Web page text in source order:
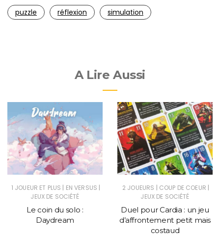
puzzle réflexion simulation
A Lire Aussi
1 JOUEUR ET PLUS | EN VERSUS |
JEUX DE SOCIÉTÉ
Le coin du solo :
Daydream
2 JOUEURS | COUP DE COEUR |
JEUX DE SOCIÉTÉ
Duel pour Cardia : un jeu
d’affrontement petit mais
costaud